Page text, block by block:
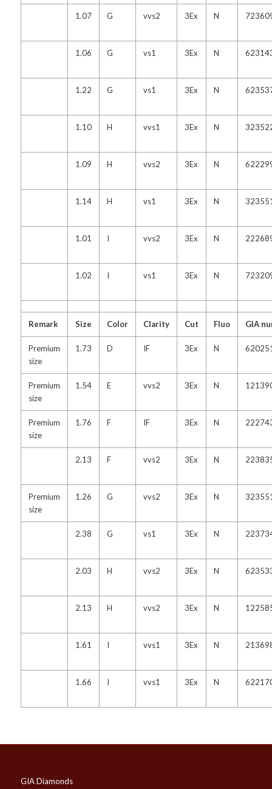
1.07 G vvs2 3Ex N
1.06 G vs1 3Ex N
1.22 G vs1 3Ex N
1.10 H vvs1 3Ex N
1.09 H vvs2 3Ex N
1.14 H vs1 3Ex N
1.01 I vvs2 3Ex N
1.02 I vs1 3Ex N
Remark Size Color Clarity Cut Fluo GIA
Premium
size
1.73 D IF 3Ex N
Premium
size
1.54 E vvs2 3Ex N
Premium
size
1.76 F IF 3Ex N
2.13 F vvs2 3Ex N
Premium
size
1.26 G vvs2 3Ex N
2.38 G vs1 3Ex N
2.03 H vvs2 3Ex N
2.13 H vvs2 3Ex N
1.61 I vvs1 3Ex N
1.66 I vvs1 3Ex N
GIA Diamonds